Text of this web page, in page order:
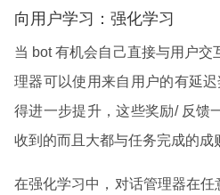
向用户学习：强化学习
当 bot 有机会自己直接与用户交
理器可以使用来自用户的有延
得进一步提升，这些奖励/ 反馈
收到的而且大都与任务完成的成
在强化学习中，对话管理器在